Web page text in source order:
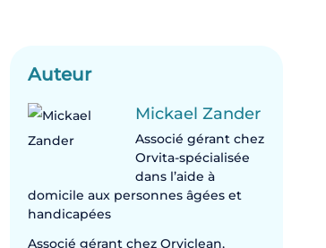
Auteur
Mickael Zander
Associé gérant chez
Orvita-spécialisée
dans l’aide à
domicile aux personnes âgées et
handicapées
Associé gérant chez Orviclean,